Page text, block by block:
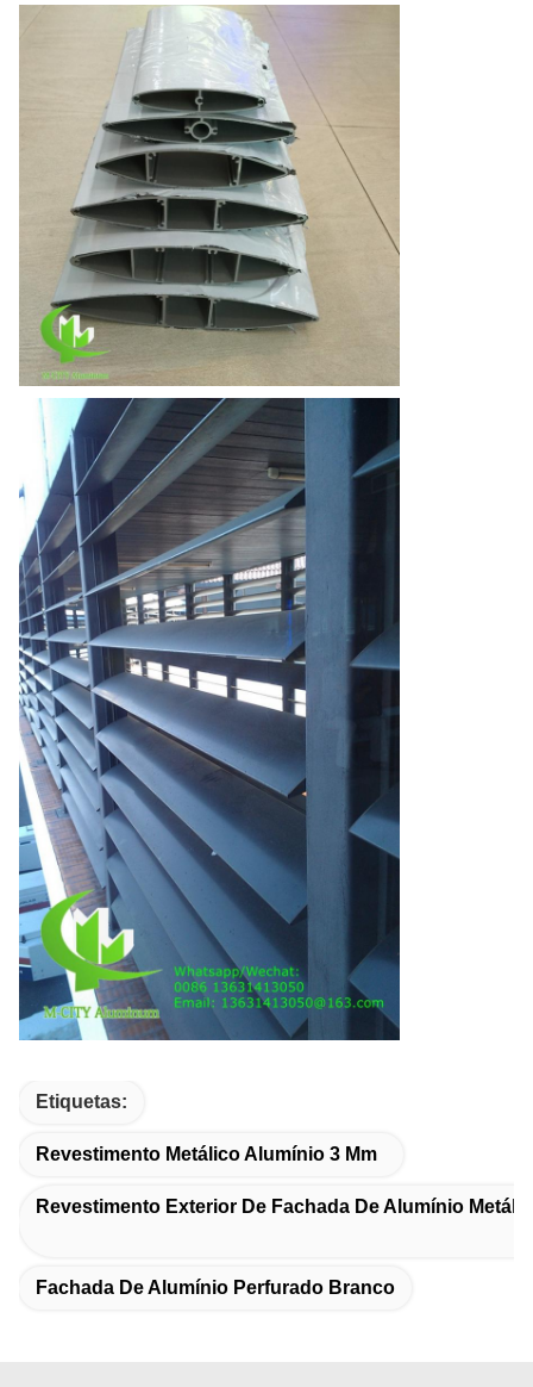
Etiquetas:
Revestimento Metálico Alumínio 3 Mm
Revestimento Exterior De Fachada De Alumínio
Fachada De Alumínio Perfurado Branco